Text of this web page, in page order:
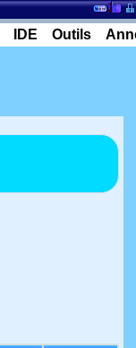
IDE Outils